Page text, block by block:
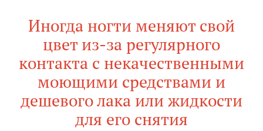
Иногда ногти меняют свой
цвет из-за регулярного
контакта с некачественными
моющими средствами и
дешевого лака или жидкости
для его снятия